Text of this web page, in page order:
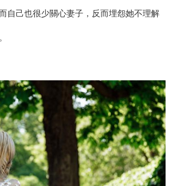
自己也很少關心妻子，反而埋怨她不理解